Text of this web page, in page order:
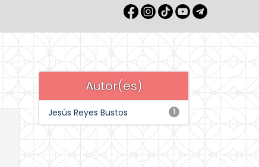
Autor(es)
1
Jesús Reyes Bustos